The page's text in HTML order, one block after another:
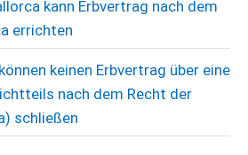
kann Erbvertrag nach dem
errichten
keinen Erbvertrag über eine
nach dem Recht der
schließen